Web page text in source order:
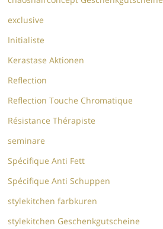
exclusive
Initialiste
Kerastase Aktionen
Reflection
Reflection Touche Chromatique
Résistance Thérapiste
seminare
Spécifique Anti Fett
Spécifique Anti Schuppen
stylekitchen farbkuren
stylekitchen Geschenkgutscheine